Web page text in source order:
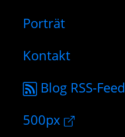
Porträt
Kontakt
Blog RSS-Feed
500px